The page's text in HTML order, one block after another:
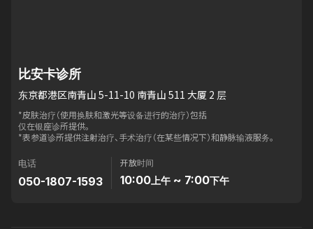
比安卡诊所
东京都港区南青山 5-11-10 南青山 511 大厦 2 层
*皮肤治疗（使用换肤和激光等设备进行的治疗）包括
仅在银座诊所提供。
*表参道诊所提供注射治疗、手术治疗（在某些情况下）和静脉输液服务。
电话
050-1807-1593
开放时间
10:00 上午 ~ 7:00下午